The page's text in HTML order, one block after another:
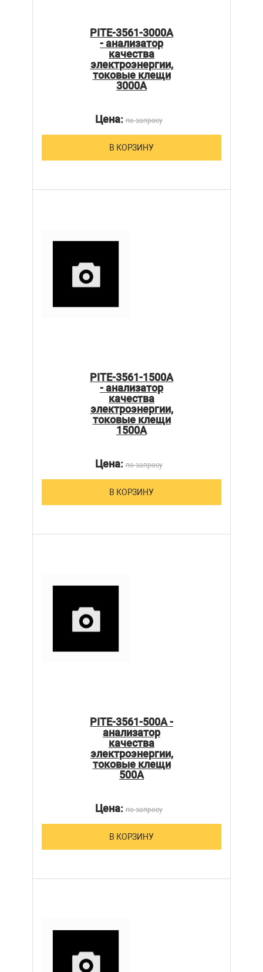
PITE-3561-3000A
- анализатор
качества
электроэнергии,
токовые клещи
3000А
Цена:по запросу
В КОРЗИНУ
PITE-3561-1500A
- анализатор
качества
электроэнергии,
токовые клещи
1500А
Цена:по запросу
В КОРЗИНУ
PITE-3561-500A -
анализатор
качества
электроэнергии,
токовые клещи
500А
Цена:по запросу
В КОРЗИНУ